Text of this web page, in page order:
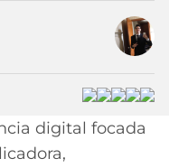
digital focada